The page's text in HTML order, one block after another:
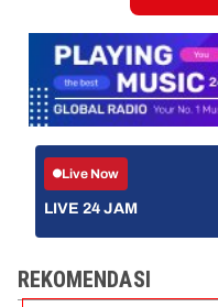
Live Now
LIVE 24 JAM